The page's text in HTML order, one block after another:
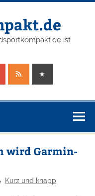
ist
wird Garmin-
Kurz und knapp